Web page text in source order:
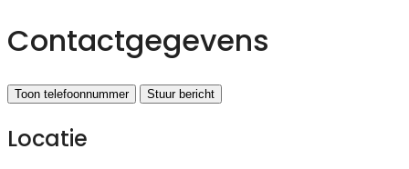
Contactgegevens
Toon telefoonnummer Stuur bericht
Locatie